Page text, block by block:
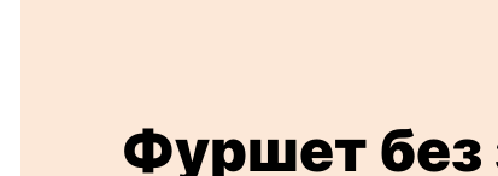
Фуршет без